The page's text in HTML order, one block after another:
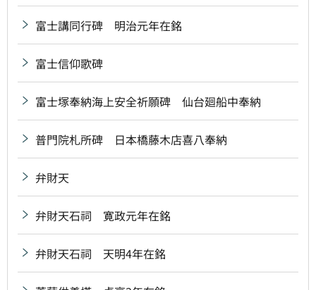
富士講同行碑 明治元年在銘
富士信仰歌碑
富士塚奉納海上安全祈願碑 仙台廻船中奉納
普門院札所碑 日本橋藤木店喜八奉納
弁財天
弁財天石祠 寛政元年在銘
弁財天石祠 天明4年在銘